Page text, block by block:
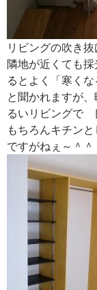
リビングの吹き抜
隣地が近くても
るとよく「寒くな
と聞かれますが
るいリビングで
もちろんキチン
ですがねぇ～＾＾